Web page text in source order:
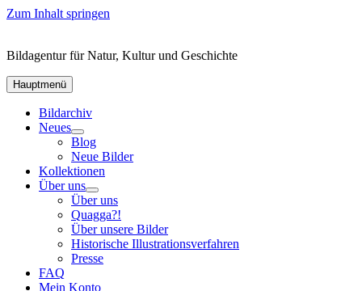
Zum Inhalt springen
Bildagentur für Natur, Kultur und Geschichte
Hauptmenü
Bildarchiv
Neues
Blog
Neue Bilder
Kollektionen
Über uns
Über uns
Quagga?!
Über unsere Bilder
Historische Illustrationsverfahren
Presse
FAQ
Mein Konto